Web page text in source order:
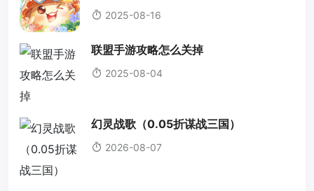
2025-08-16
联盟手游攻略怎么关掉
2025-08-04
幻灵战歌（0.05折谋战三国）
2026-08-07